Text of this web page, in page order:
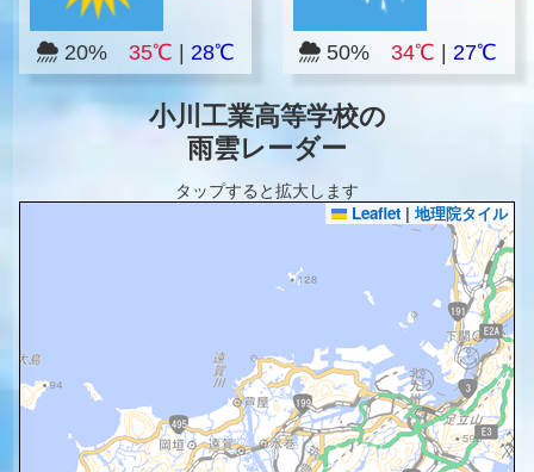
20% 35℃ 28℃ 50%34℃ |27℃
小川工業高等学校の
雨雲レーダー
タップすると拡大します
Leaflet | 地理院タイル